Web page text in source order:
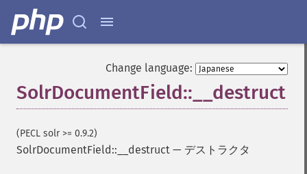
Change language:
SolrDocumentField::__destruct
(PECL solr >= 0.9.2)
SolrDocumentField::__destruct — デストラクタ